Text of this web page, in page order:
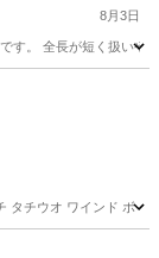
8月3日
す。 全長が短く扱い
ヤ
タチウオ ワインド ボ